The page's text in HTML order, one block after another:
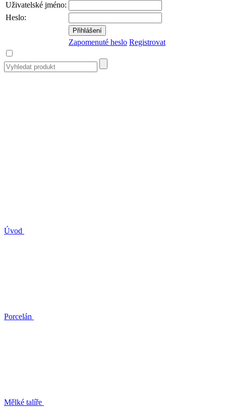
Uživatelské jméno:
Heslo:
Zapomenuté heslo Registrovat
Úvod
Porcelán
Mělké talíře